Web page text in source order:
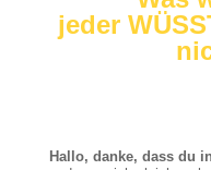
jeder
Hallo, danke, dass du